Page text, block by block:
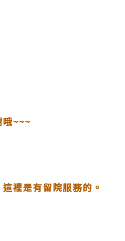
哦~~~
裡是有留院服務的。